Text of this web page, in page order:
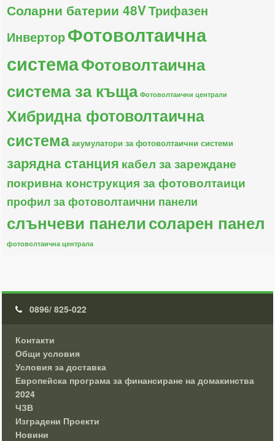
Соларни батерии 48VТрифазен
ИнверторФотоволтаична
системаФотоволтаична
система за къща Фотоволтаични централи
Хибридна фотоволтаична
система акумулатори за фотоволтаични системи
зарядна станция кабел за зареждане
покривна конструкция за фотоволтаици
профил за фотоволтаични панели
слънчеви панелисоларен панел
фотоволтаична централа
0896/ 825-022
Контакти
Общи условия
Условия за доставка
Европейска програма за финансиране на домакинства
2024
ЧЗВ
Изградени Проекти
Новини